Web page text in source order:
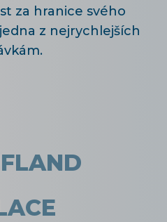
za hranice svého
z nejrychlejších